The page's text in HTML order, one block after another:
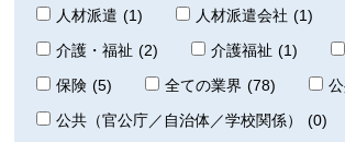
人材派遣 (1) 人材派遣会社 (1)
介護・福祉 (2) 介護福祉 (1)
保険 (5) 全ての業界 (78)
公共（官公庁／自治体／学校関係）
(0)